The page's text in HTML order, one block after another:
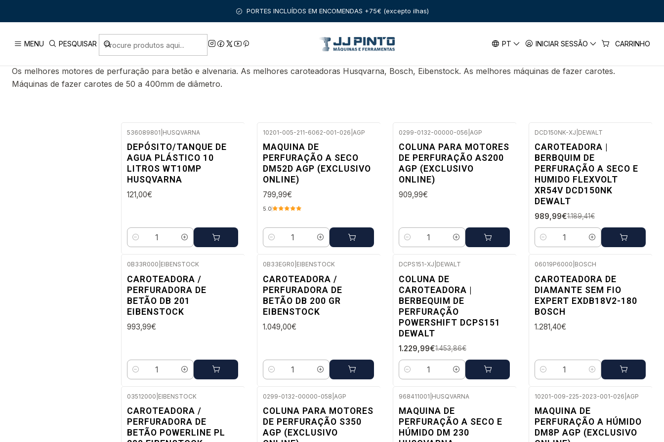
MENU PESQUISAR PT INICIAR SESSÃO CARRINHO
PORTES INCLUÍDOS EM ENCOMENDAS +75€ (excepto ilhas)
Início PRODUTOS FERRAMENTAS COM FIO CAROTEADORAS
CAROTEADORAS
Os melhores motores de perfuração para betão e alvenaria. As melhores caroteadoras Husqvarna, Bosch, Eibenstock. As melhores máquinas de fazer carotes.
Máquinas de fazer carotes de 50 a 400mm de diâmetro.
536089801 HUSQVARNA
DEPÓSITO/TANQUE DE
AGUA PLÁSTICO 10
LITROS WT10MP
HUSQVARNA
121,00€
Quantidade
10201-005-211-6062-001-026 AGP
MAQUINA DE
PERFURAÇÃO A SECO
DM52D AGP (EXCLUSIVO
ONLINE)
799,99€
5.0
Quantidade
0299-0132-00000-056 AGP
COLUNA PARA MOTORES
DE PERFURAÇÃO AS200
AGP (EXCLUSIVO
ONLINE)
909,99€
Quantidade
-17%
DESC.
Envio em 5 a 10 dias úteis
DCD150NK-XJ DEWALT
CAROTEADORA |
BERBQUIM DE
PERFURAÇÃO A SECO E
HUMIDO FLEXVOLT
XR54V DCD150NK
DEWALT
989,99€1.189,41€
Quantidade
0B33R000 EIBENSTOCK
CAROTEADORA /
PERFURADORA DE
BETÃO DB 201
EIBENSTOCK
993,99€
Quantidade
0B33EGR0 EIBENSTOCK
CAROTEADORA /
PERFURADORA DE
BETÃO DB 200 GR
EIBENSTOCK
1.049,00€
Quantidade
DESC.
Envio em 5 a 10 dias úteis
DCPS151-XJ DEWALT
COLUNA DE
CAROTEADORA |
BERBEQUIM DE
PERFURAÇÃO
POWERSHIFT DCPS151
DEWALT
1.229,99€1.453,86€
Quantidade
06019P6000 BOSCH
CAROTEADORA DE
DIAMANTE SEM FIO
EXPERT EXDB18V2-180
BOSCH
1.281,40€
Quantidade
03512000 EIBENSTOCK
CAROTEADORA /
PERFURADORA DE
BETÃO POWERLINE PL
0299-0132-00000-058 AGP
COLUNA PARA MOTORES
DE PERFURAÇÃO S350
AGP (EXCLUSIVO
968411001 HUSQVARNA
MAQUINA DE
PERFURAÇÃO A SECO E
HÚMIDO DM 230
10201-009-225-2023-001-026 AGP
MAQUINA DE
PERFURAÇÃO A HÚMIDO
DM8P AGP (EXCLUSIVO